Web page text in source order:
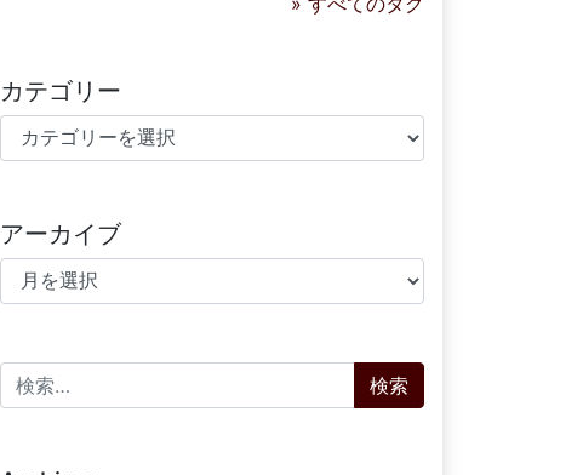
カテゴリー
カテゴリー
アーカイブ
アーカイブ
検索: